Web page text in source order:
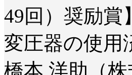
49回）奨励
変圧器の使用
橋本 洋助（